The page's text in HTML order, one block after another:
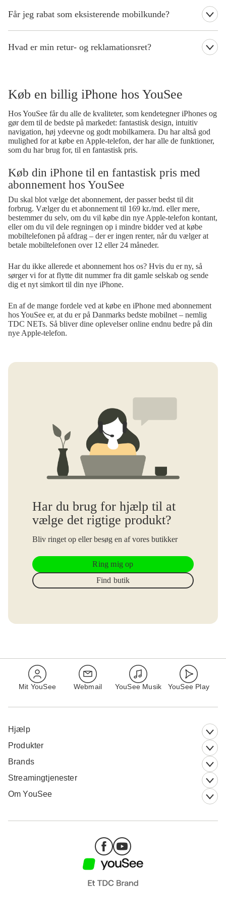
Det er muligt at afdrage lånet via Betalingsservice, Giro/FIK
månedligt på lånet til Resurs Bank. Spørgsmål angående lån skal
rettes til Resurs Bank. Bemærk at det ikke er muligt at oprette et
Får jeg rabat som eksisterende mobilkunde?
Log ind øverst på siden, for at se, om du kan få rabat.
Hvad er min retur- og reklamationsret?
Køb en billig iPhone hos YouSee
Hos YouSee får du alle de kvaliteter, som kendetegner iPhones og
gør dem til de bedste på markedet: fantastisk design, intuitiv
navigation, høj ydeevne og godt mobilkamera. Du har altså god
mulighed for at købe en Apple-telefon, der har alle de funktioner,
som du har brug for, til en fantastisk pris.
Køb din iPhone til en fantastisk pris med
abonnement hos YouSee
Du skal blot vælge det abonnement, der passer bedst til dit
forbrug. Vælger du et abonnement til 169 kr./md. eller mere,
bestemmer du selv, om du vil købe din nye Apple-telefon kontant,
eller om du vil dele regningen op i mindre bidder ved at købe
mobiltelefonen på afdrag – der er ingen renter, når du vælger at
betale mobiltelefonen over 12 eller 24 måneder.
Har du ikke allerede et abonnement hos os? Hvis du er ny, så
sørger vi for at flytte dit nummer fra dit gamle selskab og sende
dig et nyt simkort til din nye iPhone.
En af de mange fordele ved at købe en iPhone med abonnement
hos YouSee er, at du er på Danmarks bedste mobilnet – nemlig
TDC NETs. Så bliver dine oplevelser online endnu bedre på din
nye Apple-telefon.
Har du brug for hjælp til at
vælge det rigtige produkt?
Bliv ringet op eller besøg en af vores butikker
Ring mig op
Find butik
Mit YouSee Webmail YouSee Musik YouSee Play
Hjælp
Produkter
Brands
Streamingtjenester
Om YouSee